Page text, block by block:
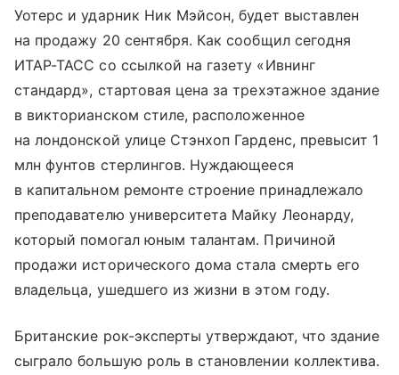
Уотерс и ударник Ник Мэйсон, будет выставлен
на продажу 20 сентября. Как сообщил сегодня
ИТАР-ТАСС со ссылкой на газету «Ивнинг
стандард», стартовая цена за трехэтажное здание
в викторианском стиле, расположенное
на лондонской улице Стэнхоп Гарденс, превысит 1
млн фунтов стерлингов. Нуждающееся
в капитальном ремонте строение принадлежало
преподавателю университета Майку Леонарду,
который помогал юным талантам. Причиной
продажи исторического дома стала смерть его
владельца, ушедшего из жизни в этом году.
Британские рок-эксперты утверждают, что здание
сыграло большую роль в становлении коллектива.